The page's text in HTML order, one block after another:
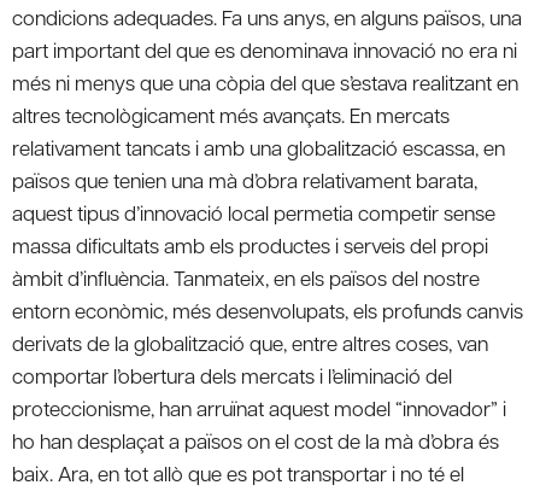
condicions adequades. Fa uns anys, en alguns països, una
part important del que es denominava innovació no era ni
més ni menys que una còpia del que s’estava realitzant en
altres tecnològicament més avançats. En mercats
relativament tancats i amb una globalització escassa, en
països que tenien una mà d’obra relativament barata,
aquest tipus d’innovació local permetia competir sense
massa dificultats amb els productes i serveis del propi
àmbit d’influència. Tanmateix, en els països del nostre
entorn econòmic, més desenvolupats, els profunds canvis
derivats de la globalització que, entre altres coses, van
comportar l’obertura dels mercats i l’eliminació del
proteccionisme, han arruïnat aquest model “innovador” i
ho han desplaçat a països on el cost de la mà d’obra és
baix. Ara, en tot allò que es pot transportar i no té el